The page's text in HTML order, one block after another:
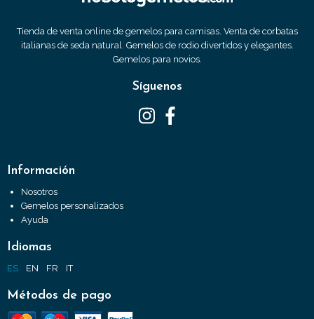
Tienda de venta online de gemelos para camisas. Venta de corbatas
italianas de seda natural. Gemelos de rodio divertidos y elegantes.
Gemelos para novios.
Síguenos
Información
Nosotros
Gemelos personalizados
Ayuda
Idiomas
ES EN FR IT
Métodos de pago